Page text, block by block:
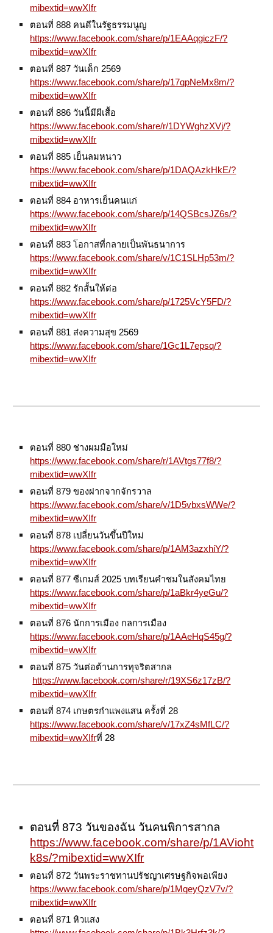
mibextid=wwXIfr
ตอนที่ 888 คนดีในรัฐธรรมนูญ
https://www.facebook.com/share/p/1EAAqgiczF/?
mibextid=wwXIfr
ตอนที่ 887 วันเด็ก 2569
https://www.facebook.com/share/p/17qpNeMx8m/?
mibextid=wwXIfr
ตอนที่ 886 วันนี้มีผีเสื้อ
https://www.facebook.com/share/r/1DYWghzXVj/?
mibextid=wwXIfr
ตอนที่ 885 เย็นลมหนาว
https://www.facebook.com/share/p/1DAQAzkHkE/?
mibextid=wwXIfr
ตอนที่ 884 อาหารเย็นคนแก่
https://www.facebook.com/share/p/14QSBcsJZ6s/?
mibextid=wwXIfr
ตอนที่ 883 โอกาสที่กลายเป็นพันธนาการ
https://www.facebook.com/share/v/1C1SLHp53m/?
mibextid=wwXIfr
ตอนที่ 882 รักสั้นให้ต่อ
https://www.facebook.com/share/p/1725VcY5FD/?
mibextid=wwXIfr
ตอนที่ 881 ส่งความสุข 2569
https://www.facebook.com/share/1Gc1L7epsq/?
mibextid=wwXIfr
ตอนที่ 880 ช่างผมมือใหม่
https://www.facebook.com/share/r/1AVtgs77f8/?
mibextid=wwXIfr
ตอนที่ 879 ของฝากจากจักรวาล
https://www.facebook.com/share/v/1D5vbxsWWe/?
mibextid=wwXIfr
ตอนที่ 878 เปลี่ยนวันขึ้นปีใหม่
https://www.facebook.com/share/p/1AM3azxhiY/?
mibextid=wwXIfr
ตอนที่ 877 ซีเกมส์ 2025 บทเรียนคำชมในสังคมไทย
https://www.facebook.com/share/p/1aBkr4yeGu/?
mibextid=wwXIfr
ตอนที่ 876 นักการเมือง กลการเมือง
https://www.facebook.com/share/p/1AAeHqS45g/?
mibextid=wwXIfr
ตอนที่ 875 วันต่อต้านการทุจริตสากล
https://www.facebook.com/share/r/19XS6z17zB/?
mibextid=wwXIfr
ตอนที่ 874 เกษตรกำแพงแสน ครั้งที่ 28
https://www.facebook.com/share/v/17xZ4sMfLC/?
mibextid=wwXIfrที่ 28
ตอนที่ 873 วันของฉัน วันคนพิการสากล
https://www.facebook.com/share/p/1AVioht
k8s/?mibextid=wwXIfr
ตอนที่ 872 วันพระราชทานปรัชญาเศรษฐกิจพอเพียง
https://www.facebook.com/share/p/1MqeyQzV7v/?
mibextid=wwXIfr
ตอนที่ 871 หิวแสง